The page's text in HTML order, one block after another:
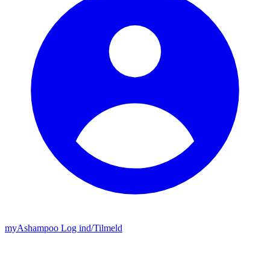
myAshampoo Log ind/Tilmeld